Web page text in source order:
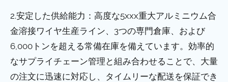
2.安定した供給能力：高度な5xxx重大アルミニウム合
金溶接ワイヤ生産ライン、3つの専門倉庫、および
6,000トンを超える常備在庫を備えています。効率的
なサプライチェーン管理と組み合わせることで、大量
の注文に迅速に対応し、タイムリーな配送を保証でき